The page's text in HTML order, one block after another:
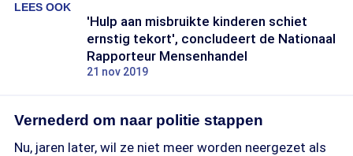
LEES OOK
'Hulp aan misbruikte kinderen schiet
ernstig tekort', concludeert de Nationaal
Rapporteur Mensenhandel
21 nov 2019
Vernederd om naar politie stappen
Nu, jaren later, wil ze niet meer worden neergezet als